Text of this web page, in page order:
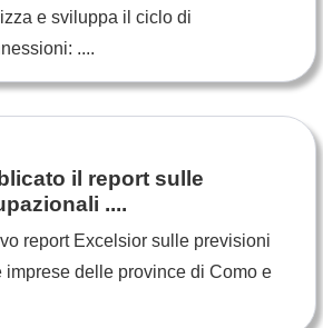
e sviluppa il ciclo di
....
il report sulle
....
report Excelsior sulle previsioni
delle province di Como e